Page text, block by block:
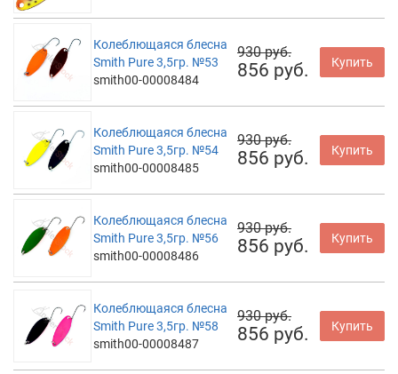
Колеблющаяся блесна
Smith Pure 3,5гр. №53
smith00-00008484
930 руб.
856 руб. Купить
Колеблющаяся блесна
Smith Pure 3,5гр. №54
smith00-00008485
930 руб.
856 руб. Купить
Колеблющаяся блесна
Smith Pure 3,5гр. №56
smith00-00008486
930 руб.
856 руб. Купить
Колеблющаяся блесна
Smith Pure 3,5гр. №58
smith00-00008487
930 руб.
856 руб. Купить